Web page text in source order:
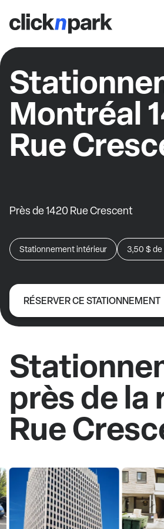
Montréal
Rue
Près de 1420 Rue Crescent
Stationnement intérieur 3,50 $ de
RÉSERVER CE STATIONNEMENT
près de la
Rue